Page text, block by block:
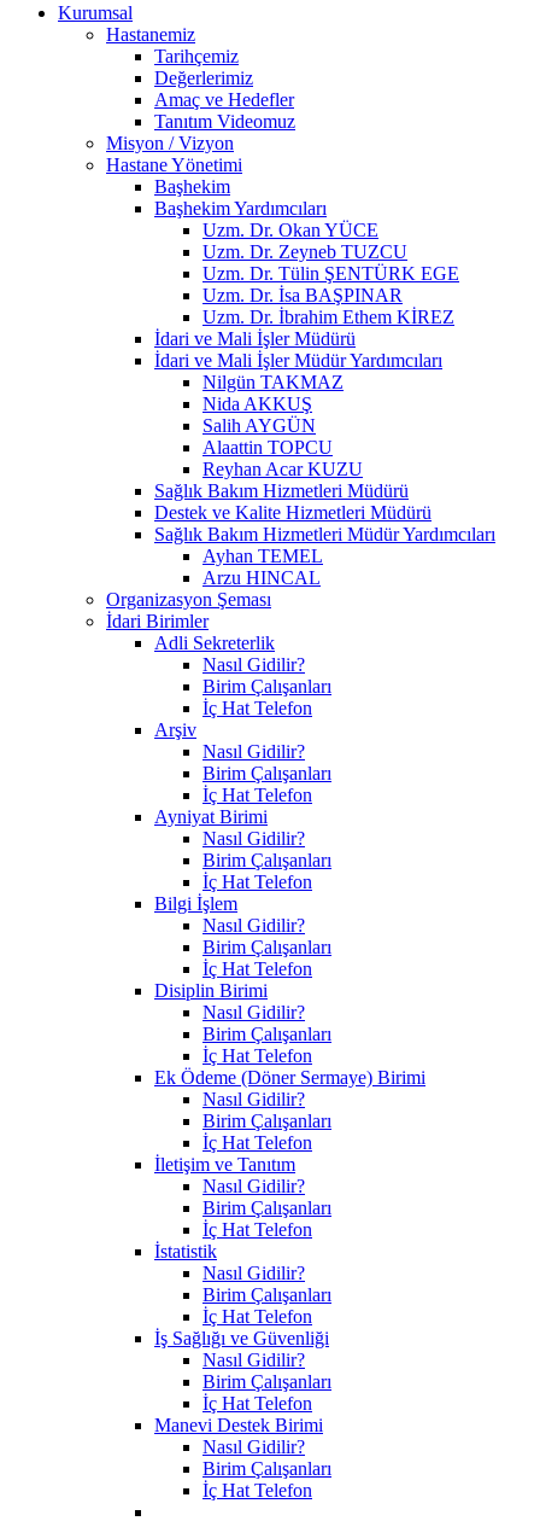
Kurumsal
Hastanemiz
Tarihçemiz
Değerlerimiz
Amaç ve Hedefler
Tanıtım Videomuz
Misyon / Vizyon
Hastane Yönetimi
Başhekim
Başhekim Yardımcıları
Uzm. Dr. Okan YÜCE
Uzm. Dr. Zeyneb TUZCU
Uzm. Dr. Tülin ŞENTÜRK EGE
Uzm. Dr. İsa BAŞPINAR
Uzm. Dr. İbrahim Ethem KİREZ
İdari ve Mali İşler Müdürü
İdari ve Mali İşler Müdür Yardımcıları
Nilgün TAKMAZ
Nida AKKUŞ
Salih AYGÜN
Alaattin TOPCU
Reyhan Acar KUZU
Sağlık Bakım Hizmetleri Müdürü
Destek ve Kalite Hizmetleri Müdürü
Sağlık Bakım Hizmetleri Müdür Yardımcıları
Ayhan TEMEL
Arzu HINCAL
Organizasyon Şeması
İdari Birimler
Adli Sekreterlik
Nasıl Gidilir?
Birim Çalışanları
İç Hat Telefon
Arşiv
Nasıl Gidilir?
Birim Çalışanları
İç Hat Telefon
Ayniyat Birimi
Nasıl Gidilir?
Birim Çalışanları
İç Hat Telefon
Bilgi İşlem
Nasıl Gidilir?
Birim Çalışanları
İç Hat Telefon
Disiplin Birimi
Nasıl Gidilir?
Birim Çalışanları
İç Hat Telefon
Ek Ödeme (Döner Sermaye) Birimi
Nasıl Gidilir?
Birim Çalışanları
İç Hat Telefon
İletişim ve Tanıtım
Nasıl Gidilir?
Birim Çalışanları
İç Hat Telefon
İstatistik
Nasıl Gidilir?
Birim Çalışanları
İç Hat Telefon
İş Sağlığı ve Güvenliği
Nasıl Gidilir?
Birim Çalışanları
İç Hat Telefon
Manevi Destek Birimi
Nasıl Gidilir?
Birim Çalışanları
İç Hat Telefon